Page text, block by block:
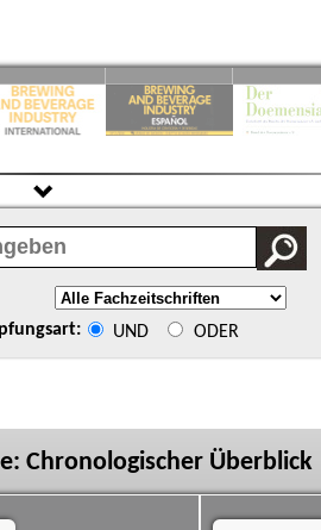
UND ODER
Chronologischer Überblick